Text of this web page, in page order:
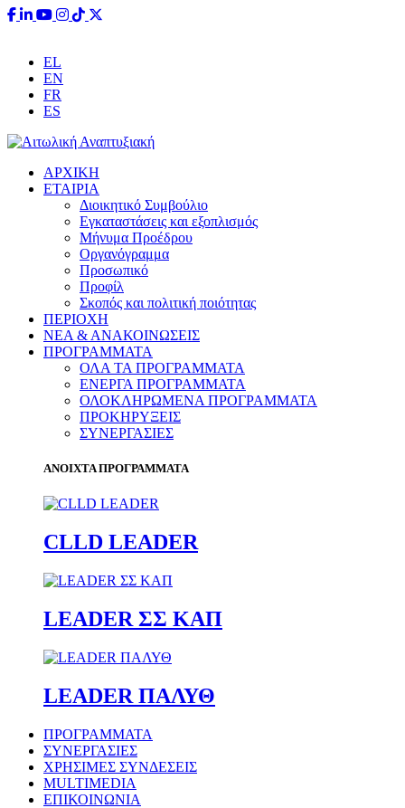
EL
EN
FR
ES
ΑΡΧΙΚΗ
ΕΤΑΙΡΙΑ
Διοικητικό Συμβούλιο
Εγκαταστάσεις και εξοπλισμός
Μήνυμα Προέδρου
Οργανόγραμμα
Προσωπικό
Προφίλ
Σκοπός και πολιτική ποιότητας
ΠΕΡΙΟΧΗ
ΝΕΑ & ΑΝΑΚΟΙΝΩΣΕΙΣ
ΠΡΟΓΡΑΜΜΑΤΑ
ΟΛΑ ΤΑ ΠΡΟΓΡΑΜΜΑΤΑ
ΕΝΕΡΓΑ ΠΡΟΓΡΑΜΜΑΤΑ
ΟΛΟΚΛΗΡΩΜΕΝΑ ΠΡΟΓΡΑΜΜΑΤΑ
ΠΡΟΚΗΡΥΞΕΙΣ
ΣΥΝΕΡΓΑΣΙΕΣ
ΑΝΟΙΧΤΑ ΠΡΟΓΡΑΜΜΑΤΑ
CLLD LEADER
LEADER ΣΣ ΚΑΠ
LEADER ΠΑΛΥΘ
ΠΡΟΓΡΑΜΜΑΤΑ
ΣΥΝΕΡΓΑΣΙΕΣ
ΧΡΗΣΙΜΕΣ ΣΥΝΔΕΣΕΙΣ
MULTIMEDIA
ΕΠΙΚΟΙΝΩΝΙΑ